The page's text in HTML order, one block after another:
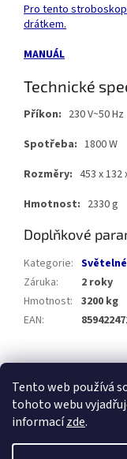
Tento web používá
tohoto webu
informacízde.
Pro tento stroboskop
drátkem.
MANUÁL
Technické
Příkon: 230 V~50 Hz
Spotřeba: 1800 W
Rozměry: 453 x 132
Hmotnost: 2330 g
Doplňkové
Kategorie:
Záruka:
2 roky
Hmotnost: 3200 kg
EAN:
Z